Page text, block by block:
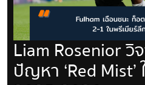
Liam Rosenior วิ
ปัญหา ‘Red